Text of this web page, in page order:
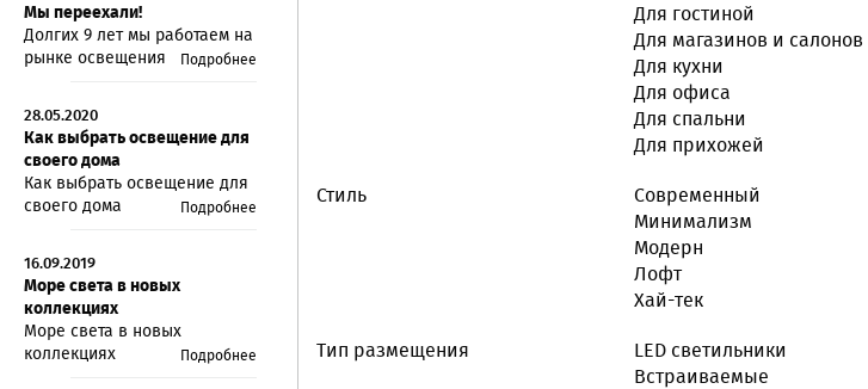
Мы переехали!
Долгих 9 лет мы работаем на
рынке освещения
Подробнее
28.05.2020
Как выбрать освещение для
своего дома
Как выбрать освещение для
своего дома
Подробнее
16.09.2019
Море света в новых
коллекциях
Море света в новых
коллекциях
Подробнее
Для гостиной
Для магазинов и салонов
Для кухни
Для офиса
Для спальни
Для прихожей
Стиль
Современный
Минимализм
Модерн
Лофт
Хай-тек
Тип размещения
LED cветильники
Встраиваемые